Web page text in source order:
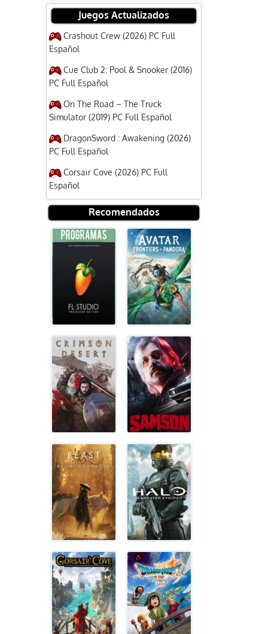
Juegos Actualizados
Crashout Crew (2026) PC Full
Español
Cue Club 2: Pool & Snooker (2016)
PC Full Español
On The Road – The Truck
Simulator (2019) PC Full Español
DragonSword : Awakening (2026)
PC Full Español
Corsair Cove (2026) PC Full
Español
Recomendados